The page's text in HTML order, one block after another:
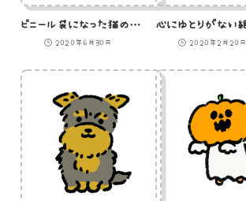
ビニール袋になった猫のイラスト
2020年6月30日 2020年2月20日